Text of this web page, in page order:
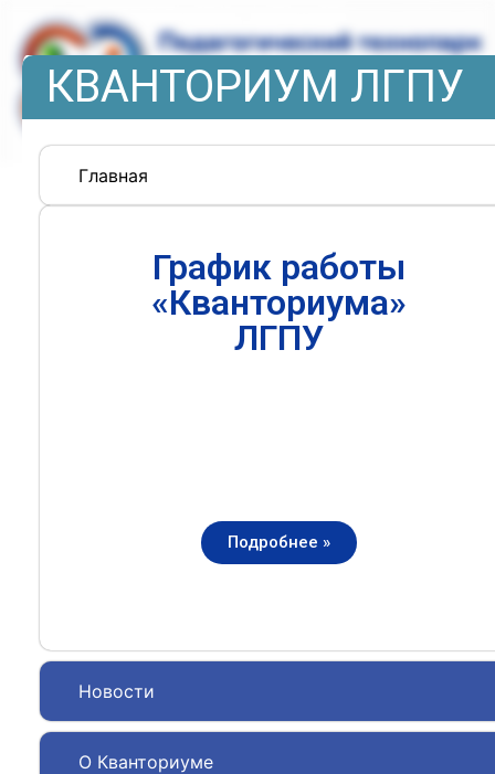
КВАНТОРИУМ ЛГПУ
Главная
Новости
О Кванториуме
График работы
«Кванториума»
ЛГПУ
Подробнее »